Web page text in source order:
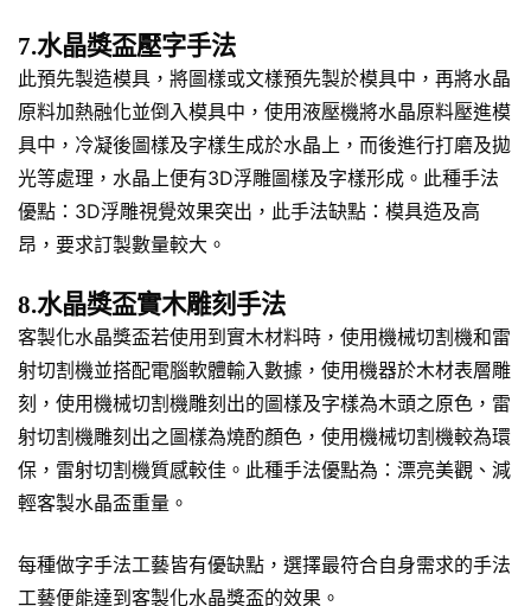
7.水晶獎盃壓字手法
此預先製造模具，將圖樣或文樣預先製於模具中，再將水晶
原料加熱融化並倒入模具中，使用液壓機將水晶原料壓進模
具中，冷凝後圖樣及字樣生成於水晶上，而後進行打磨及拋
光等處理，水晶上便有3D浮雕圖樣及字樣形成。此種手法
優點：3D浮雕視覺效果突出，此手法缺點：模具造及高
昂，要求訂製數量較大。
8.水晶獎盃實木雕刻手法
客製化水晶獎盃若使用到實木材料時，使用機械切割機和雷
射切割機並搭配電腦軟體輸入數據，使用機器於木材表層雕
刻，使用機械切割機雕刻出的圖樣及字樣為木頭之原色，雷
射切割機雕刻出之圖樣為燒酌顏色，使用機械切割機較為環
保，雷射切割機質感較佳。此種手法優點為：漂亮美觀、減
輕客製水晶盃重量。
每種做字手法工藝皆有優缺點，選擇最符合自身需求的手法
工藝便能達到客製化水晶獎盃的效果。